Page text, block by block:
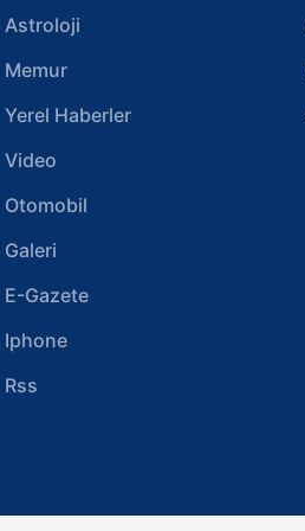
Astroloji
Memur
Yerel Haberler
Video
Otomobil
Galeri
E-Gazete
Iphone
Rss